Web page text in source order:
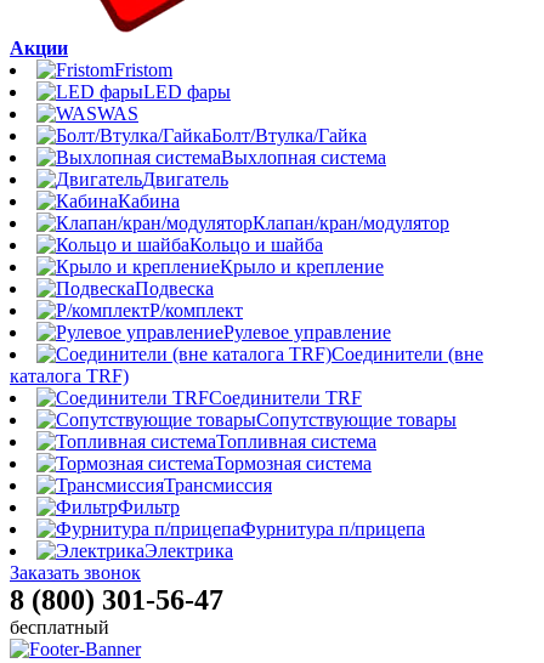
Акции
Fristom
LED фары
WAS
Болт/Втулка/Гайка
Выхлопная система
Двигатель
Кабина
Клапан/кран/модулятор
Кольцо и шайба
Крыло и крепление
Подвеска
Р/комплект
Рулевое управление
Соединители (вне
каталога TRF)
Соединители TRF
Сопутствующие товары
Топливная система
Тормозная система
Трансмиссия
Фильтр
Фурнитура п/прицепа
Электрика
Заказать звонок
8 (800) 301-56-47
бесплатный